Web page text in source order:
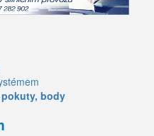
pokuty, body